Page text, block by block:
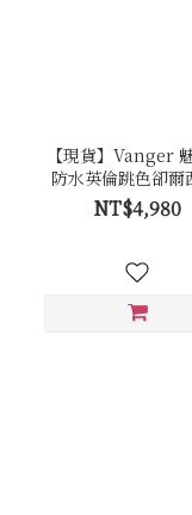
【現貨】Vanger
防水英倫跳色卻爾
Va260防水黑(黑
NT$4,980